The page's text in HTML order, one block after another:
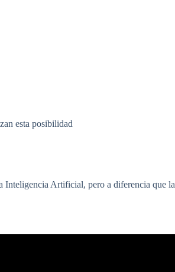
esta posibilidad
Inteligencia Artificial, pero a diferencia que la